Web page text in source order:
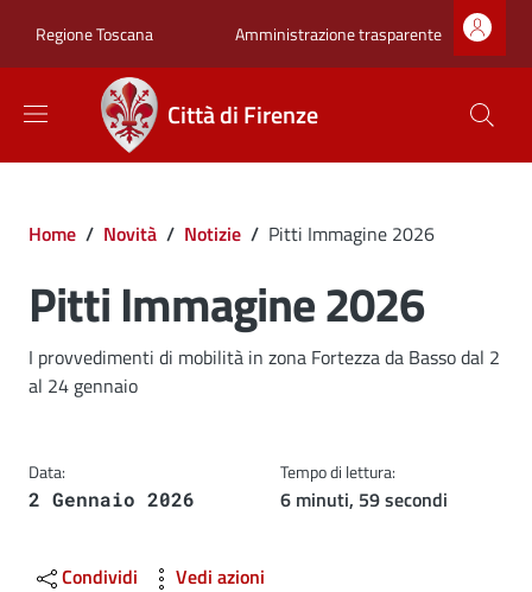
Regione Toscana Zona superiore
Amministrazione trasparente
Città di Firenze
Briciole di pane
Home / Novità / Notizie / Pitti Immagine 2026
Pitti Immagine 2026
Dettagli
Descrizione breve
I provvedimenti di mobilità in zona Fortezza da Basso dal 2
al 24 gennaio
Data:
2 Gennaio 2026
Tempo di lettura:
6 minuti, 59 secondi
Condividi Vedi azioni